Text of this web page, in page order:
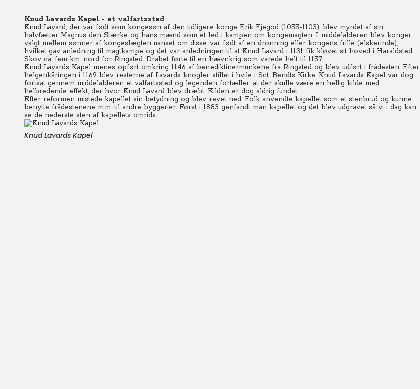
Knud Lavards Kapel - et valfartssted
Knud Lavard, der var født som kongesøn af den tidligere konge Erik Ejegod (1055-1103), blev myrdet af sin
halvfætter Magnus den Stærke og hans mænd som et led i kampen om kongemagten. I middelalderen blev konger
valgt mellem sønner af kongeslægten uanset om disse var født af en dronning eller kongens frille (elskerinde),
hvilket gav anledning til magtkampe og det var anledningen til at Knud Lavard i 1131 fik kløvet sit hoved i Haraldsted
Skov ca. fem km. nord for Ringsted. Drabet førte til en hævnkrig som varede helt til 1157.
Knud Lavards Kapel menes opført omkring 1146 af benediktinermunkene fra Ringsted og blev udført i frådesten. Efter
helgenkåringen i 1169 blev resterne af Lavards knogler stillet i hvile i Sct. Bendts Kirke. Knud Lavards Kapel var dog
fortsat gennem middelalderen et valfartssted og legenden fortæller, at der skulle være en hellig kilde med
helbredende effekt, der hvor Knud Lavard blev dræbt. Kilden er dog aldrig fundet.
Efter reformen mistede kapellet sin betydning og blev revet ned. Folk anvendte kapellet som et stenbrud og kunne
benytte frådestenene m.m. til andre byggerier. Først i 1883 genfandt man kapellet og det blev udgravet så vi i dag kan
se de nederste sten af kapellets omrids.
Knud Lavards Kapel